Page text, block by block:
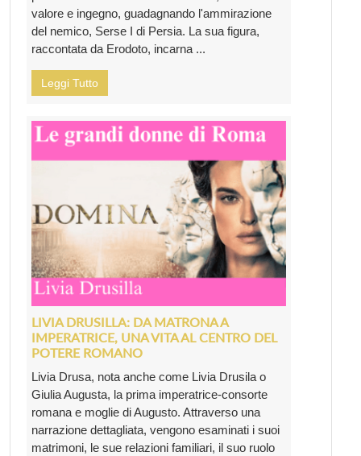
valore e ingegno, guadagnando l'ammirazione
del nemico, Serse I di Persia. La sua figura,
raccontata da Erodoto, incarna ...
Leggi Tutto
LIVIA DRUSILLA: DA MATRONA A
IMPERATRICE, UNA VITA AL CENTRO DEL
POTERE ROMANO
Livia Drusa, nota anche come Livia Drusila o
Giulia Augusta, la prima imperatrice-consorte
romana e moglie di Augusto. Attraverso una
narrazione dettagliata, vengono esaminati i suoi
matrimoni, le sue relazioni familiari, il suo ruolo